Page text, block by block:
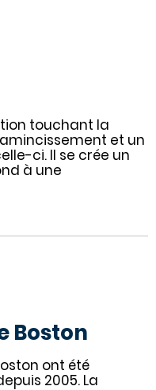
touchant la
et un
ci. Il se crée un
à une
Boston
ont été
2005. La